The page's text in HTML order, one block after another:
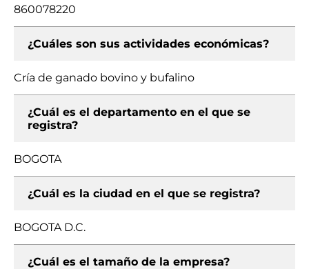
860078220
¿Cuáles son sus actividades económicas?
Cría de ganado bovino y bufalino
¿Cuál es el departamento en el que se
registra?
BOGOTA
¿Cuál es la ciudad en el que se registra?
BOGOTA D.C.
¿Cuál es el tamaño de la empresa?